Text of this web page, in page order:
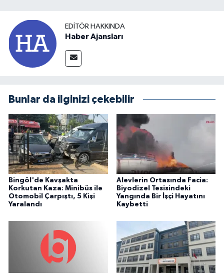
EDITÖR HAKKINDA
Haber Ajansları
Bunlar da ilginizi çekebilir
Bingöl'de Kavşakta
Korkutan Kaza: Minibüs ile
Otomobil Çarpıştı, 5 Kişi
Yaralandı
Alevlerin Ortasında Facia:
Biyodizel Tesisindeki
Yangında Bir İşçi Hayatını
Kaybetti